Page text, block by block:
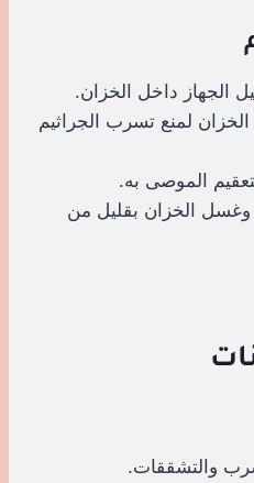
الجهاز داخل الخزان.
لمنع تسرب الجراثيم
الموصى به.
وغسل الخزان بقليل من
والتشققات.